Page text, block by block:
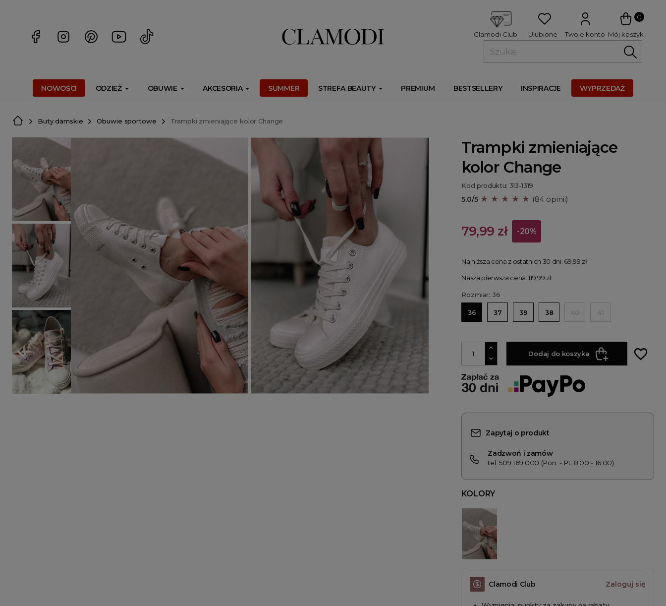
0
Mój koszyk
Twoje konto
Ulubione
Clamodi Club
NOWOŚCI ODZIEŻ OBUWIE AKCESORIA SUMMER STREFA BEAUTY PREMIUM BESTSELLERY INSPIRACJE WYPRZEDAŻ
Buty damskie Obuwie sportowe Trampki zmieniające kolor Change
Trampki zmieniające
kolor Change
Kod produktu: 313-1319
5.0/5 ★ ★ ★ ★ ★ (84 opinii)
79,99 zł -20%
Najniższa cena z ostatnich 30 dni: 69,99 zł
Nasza pierwsza cena: 119,99 zł
Rozmiar: 36
36 37 39 38 40 41
Dodaj do koszyka favorite_border
Zapytaj o produkt
Zadzwoń i zamów
tel. 509 169 000 (Pon. - Pt. 8:00 - 16:00)
KOLORY
Clamodi Club Zaloguj się